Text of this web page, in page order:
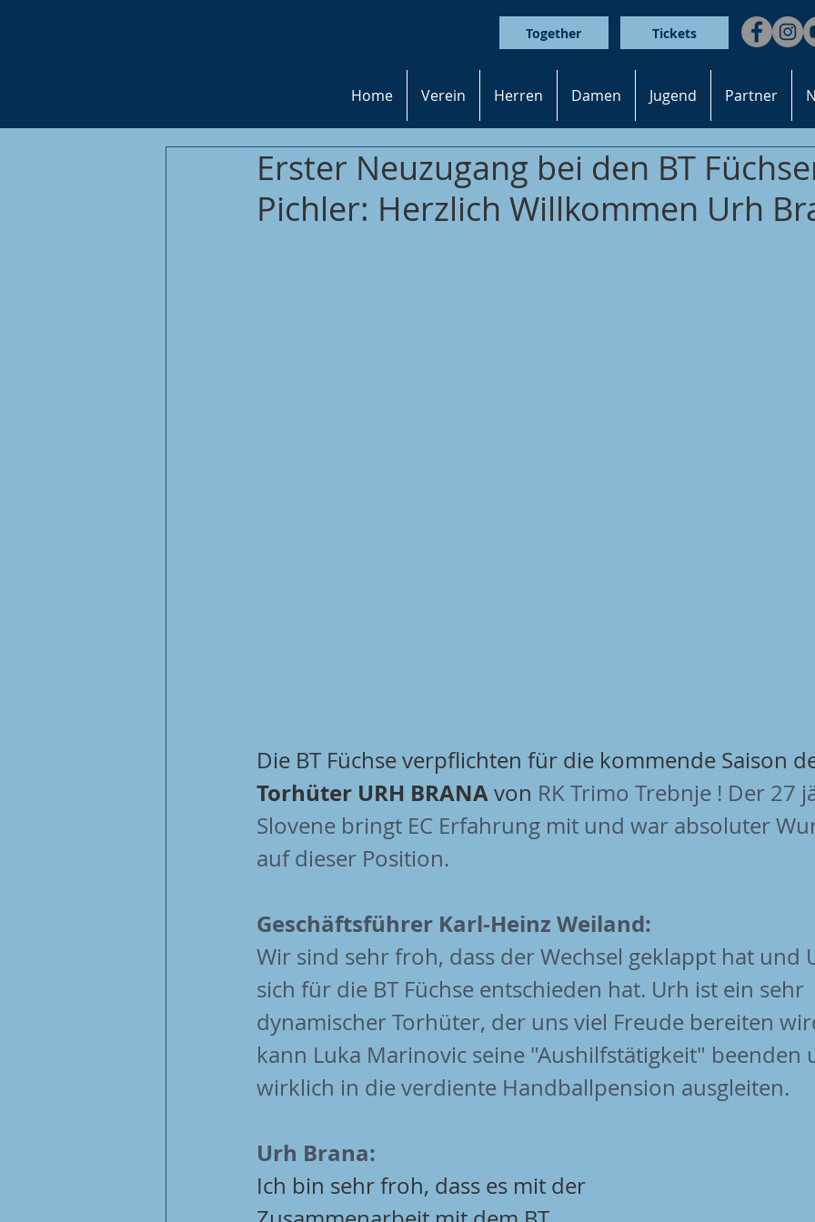
Together Tickets
Home Verein Herren Damen Jugend Partner
Erster Neuzugang bei den BT
Pichler: Herzlich Willkommen Urh
Die BT Füchse verpflichten für die kommende Saison
Torhüter URH BRANA von RK Trimo Trebnje ! Der 27
Slovene bringt EC Erfahrung mit und war absoluter
auf dieser Position.
Geschäftsführer Karl-Heinz Weiland:
Wir sind sehr froh, dass der Wechsel geklappt hat und
sich für die BT Füchse entschieden hat. Urh ist ein sehr
dynamischer Torhüter, der uns viel Freude bereiten
kann Luka Marinovic seine "Aushilfstätigkeit" beenden
wirklich in die verdiente Handballpension ausgleiten.
Urh Brana:
Ich bin sehr froh, dass es mit der